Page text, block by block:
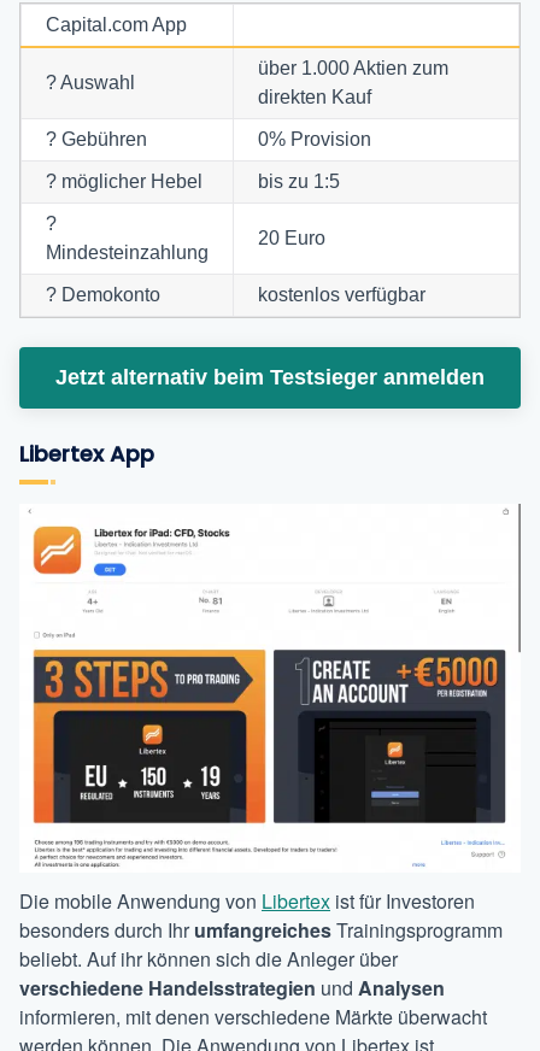
Capital.com App
? Auswahl
über 1.000 Aktien zum
direkten Kauf
? Gebühren 0% Provision
? möglicher Hebel bis zu 1:5
?
Mindesteinzahlung
20 Euro
? Demokonto kostenlos verfügbar
Jetzt alternativ beim Testsieger anmelden
Libertex App
Die mobile Anwendung von Libertex ist für Investoren
besonders durch IhrumfangreichesTrainingsprogramm
beliebt. Auf ihr können sich die Anleger über
verschiedene Handelsstrategien und Analysen
informieren, mit denen verschiedene Märkte überwacht